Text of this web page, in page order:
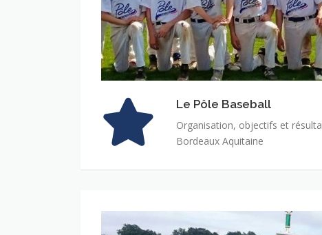
Le Pôle Baseball
Organisation, objectifs et
Bordeaux Aquitaine